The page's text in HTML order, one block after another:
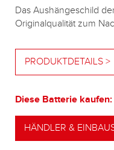
Das Aushängeschild
Originalqualität zum
PRODUKTDETAILS >
Diese Batterie kaufen:
HÄNDLER &